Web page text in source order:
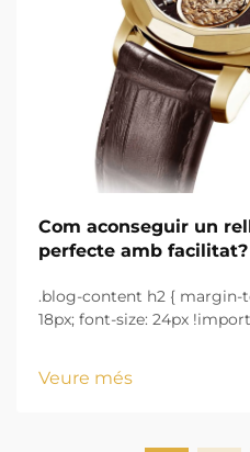
Com aconseguir un
perfecte amb facilitat?
.blog-content h2 { margin-
18px; font-size: 24px
w...
Veure més